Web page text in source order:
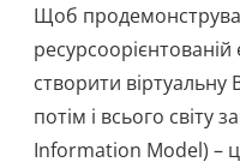
Щоб
створити
потім і всього світу
Information Model) –